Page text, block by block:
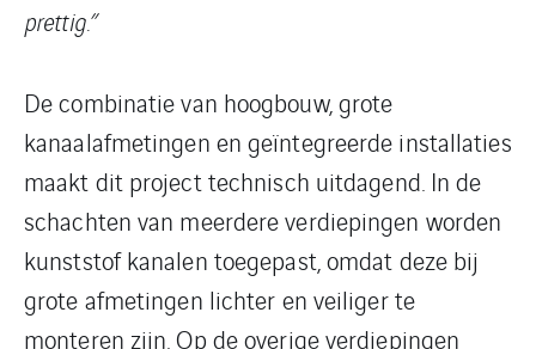
prettig.”
De combinatie van hoogbouw, grote
kanaalafmetingen en geïntegreerde installaties
maakt dit project technisch uitdagend. In de
schachten van meerdere verdiepingen worden
kunststof kanalen toegepast, omdat deze bij
grote afmetingen lichter en veiliger te
monteren zijn. Op de overige verdiepingen